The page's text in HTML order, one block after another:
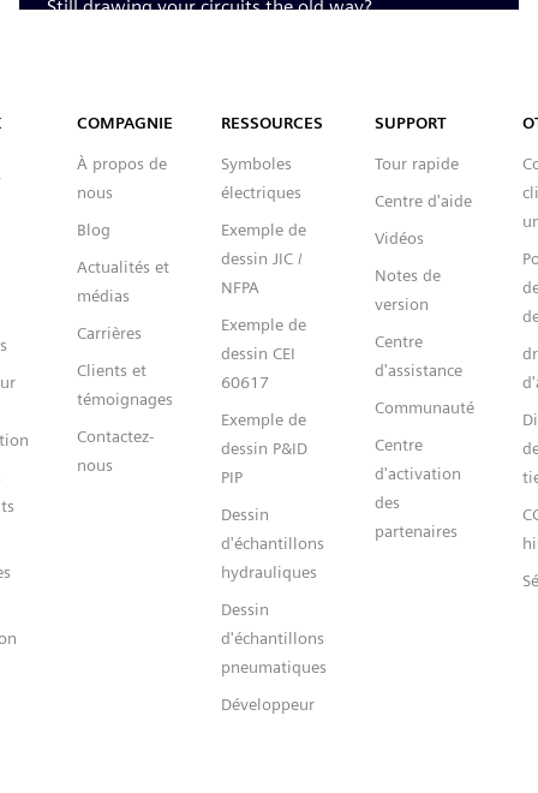
Capital™ X Panel Designer
COMPAGNIE
À propos de
nous
Blog
Actualités et
médias
Carrières
Clients et
témoignages
Contactez-
nous
RESSOURCES
Symboles
électriques
Exemple de
dessin JIC /
NFPA
Exemple de
dessin CEI
60617
Exemple de
dessin P&ID
PIP
Dessin
d'échantillons
hydrauliques
Dessin
d'échantillons
pneumatiques
Développeur
SUPPORT
Tour rapide
Centre d'aide
Vidéos
Notes de
version
Centre
d'assistance
Communauté
Centre
d'activation
des
partenaires